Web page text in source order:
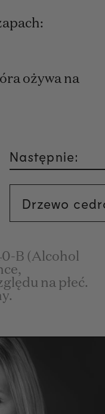
ożywa na
Następnie:
Drzewo
B (Alcohol
na płeć.